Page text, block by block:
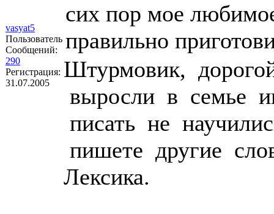
vasyat5
Пользователь
Сообщений:
290
Регистрация:
31.07.2005
сих пор мое
правильно
Штурмовик,
выросли в семье
писать не
пишете другие
Лексика.